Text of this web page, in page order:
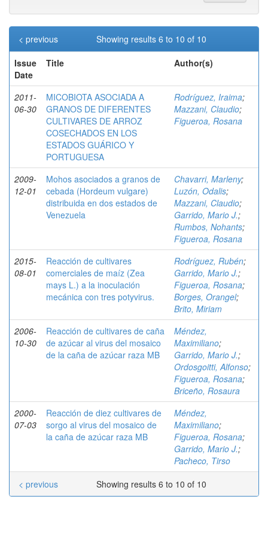
Showing results 6 to 10 of 10
< previous
Issue
Date
Title Author(s)
2011-
06-30
MICOBIOTA ASOCIADA A
GRANOS DE DIFERENTES
CULTIVARES DE ARROZ
COSECHADOS EN LOS
ESTADOS GUÁRICO Y
PORTUGUESA
Rodríguez, Iraima;
Mazzani, Claudio;
Figueroa, Rosana
2009-
12-01
Mohos asociados a granos de
cebada (Hordeum vulgare)
distribuida en dos estados de
Venezuela
Chavarri, Marleny;
Luzón, Odalis;
Mazzani, Claudio;
Garrido, Mario J.;
Rumbos, Nohants;
Figueroa, Rosana
2015-
08-01
Reacción de cultivares
comerciales de maíz (Zea
mays L.) a la inoculación
mecánica con tres potyvirus.
Rodríguez, Rubén;
Garrido, Mario J.;
Figueroa, Rosana;
Borges, Orangel;
Brito, Miriam
2006-
10-30
Reacción de cultivares de caña
de azúcar al virus del mosaico
de la caña de azúcar raza MB
Méndez,
Maximiliano;
Garrido, Mario J.;
Ordosgoitti, Alfonso;
Figueroa, Rosana;
Briceño, Rosaura
2000-
07-03
Reacción de diez cultivares de
sorgo al virus del mosaico de
la caña de azúcar raza MB
Méndez,
Maximiliano;
Figueroa, Rosana;
Garrido, Mario J.;
Pacheco, Tirso
Showing results 6 to 10 of 10
< previous